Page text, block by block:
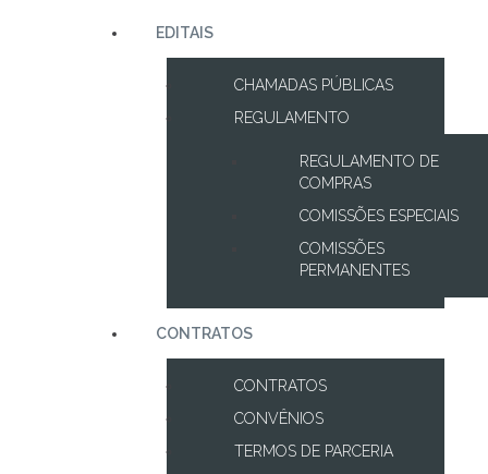
EDITAIS
CHAMADAS PÚBLICAS
REGULAMENTO
REGULAMENTO DE
COMPRAS
COMISSÕES ESPECIAIS
COMISSÕES
PERMANENTES
CONTRATOS
CONTRATOS
CONVÊNIOS
TERMOS DE PARCERIA